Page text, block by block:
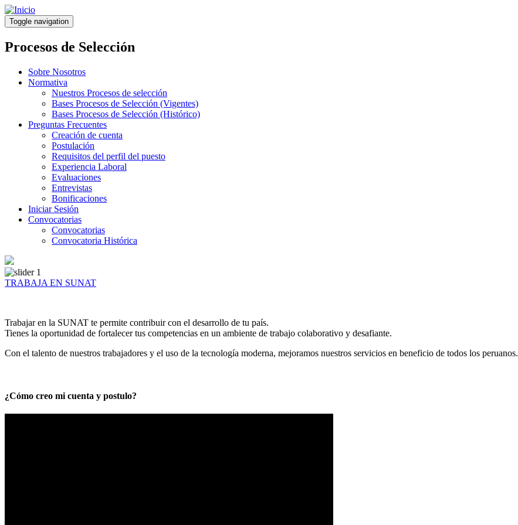
Pasar
al
contenido
principal
Toggle navigation
Procesos de Selección
Sobre Nosotros
Normativa
Nuestros Procesos de selección
Bases Procesos de Selección (Vigentes)
Bases Procesos de Selección (Histórico)
Preguntas Frecuentes
Creación de cuenta
Postulación
Requisitos del perfil del puesto
Experiencia Laboral
Evaluaciones
Entrevistas
Bonificaciones
Iniciar Sesión
Convocatorias
Convocatorias
Convocatoria Histórica
TRABAJA EN SUNAT
Trabajar en la SUNAT te permite contribuir con el desarrollo de tu país.
Tienes la oportunidad de fortalecer tus competencias en un ambiente de trabajo colaborativo y desafiante.
Con el talento de nuestros trabajadores y el uso de la tecnología moderna, mejoramos nuestros servicios en beneficio de todos los peruanos.
¿Cómo creo mi cuenta y postulo?